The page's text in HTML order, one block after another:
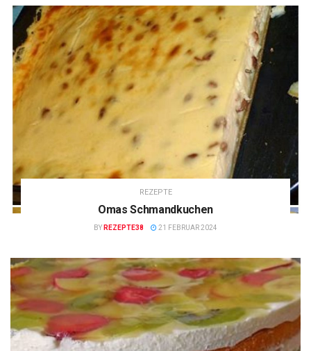
REZEPTE
Omas Schmandkuchen
BY REZEPTE38 21 FEBRUAR 2024